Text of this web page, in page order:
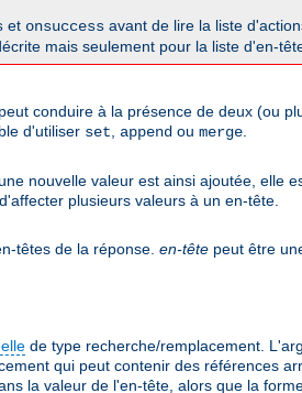
et onsuccess avant de lire la liste
mais seulement pour la liste d'en-
conduire à la présence de deux (ou
d'utiliser set append ou merge
nouvelle valeur est ainsi ajoutée, elle
plusieurs valeurs à un en-tête.
têtes de la réponse. en-tête peut être
de type recherche/remplacement.
qui peut contenir des références
la valeur de l'en-tête, alors que la